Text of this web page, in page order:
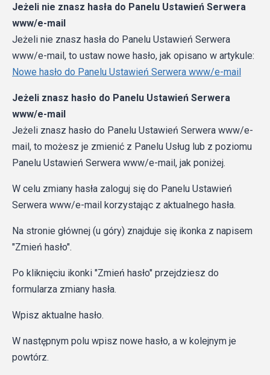
Jeżeli nie znasz hasła do Panelu Ustawień Serwera
www/e-mail
Jeżeli nie znasz hasła do Panelu Ustawień Serwera
www/e-mail, to ustaw nowe hasło, jak opisano w artykule:
Nowe hasło do Panelu Ustawień Serwera www/e-mail
Jeżeli znasz hasło do Panelu Ustawień Serwera
www/e-mail
Jeżeli znasz hasło do Panelu Ustawień Serwera www/e-
mail, to możesz je zmienić z Panelu Usług lub z poziomu
Panelu Ustawień Serwera www/e-mail, jak poniżej.
W celu zmiany hasła zaloguj się do Panelu Ustawień
Serwera www/e-mail korzystając z aktualnego hasła.
Na stronie głównej (u góry) znajduje się ikonka z napisem
"Zmień hasło".
Po kliknięciu ikonki "Zmień hasło" przejdziesz do
formularza zmiany hasła.
Wpisz aktualne hasło.
W następnym polu wpisz nowe hasło, a w kolejnym je
powtórz.